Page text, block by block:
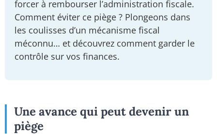
forcer à rembourser l’administration fiscale.
Comment éviter ce piège ? Plongeons dans
les coulisses d’un mécanisme fiscal
méconnu… et découvrez comment garder le
contrôle sur vos finances.
Une avance qui peut devenir un
piège